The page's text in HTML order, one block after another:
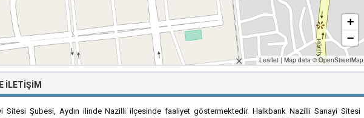
+
−
Leaflet | Map data ©OpenStreetMap
İLETIŞIM
Sitesi Şubesi, Aydın ilinde Nazilli ilçesinde faaliyet göstermektedir. Halkbank Nazilli Sanayi Sitesi